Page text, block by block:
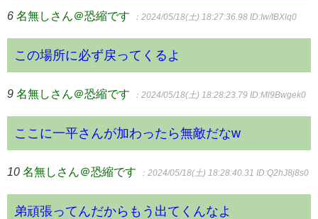
6 名無しさん＠恐縮です ：2024/05/18(土) 18:27:36.98 ID:Iw/IBXlq0
この場所に必ず戻ってくるよ
9 名無しさん＠恐縮です ：2024/05/18(土) 18:28:23.79 ID:Ml9Bwgek0
ここに一平さんが加わったら無敵だなw
10 名無しさん＠恐縮です ：2024/05/18(土) 18:28:40.31 ID:Q2hJ8j8s0
弟頑張ってんだからもう出てくんなよ